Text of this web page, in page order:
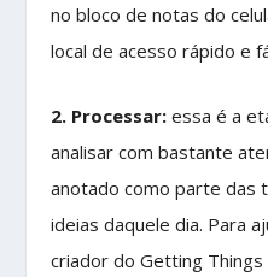
no bloco de notas do
local de acesso rápido e
2. Processar: essa é a
analisar com bastante
anotado como parte das
ideias daquele dia. Para
criador do Getting